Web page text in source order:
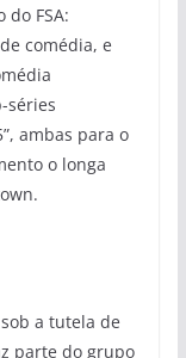
FSA:
comédia, e
séries
ambas para o
o longa
a tutela de
parte do grupo